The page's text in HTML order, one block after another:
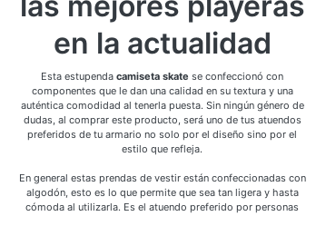
en la actualidad
Esta estupendacamiseta skate se confeccionó con
componentes que le dan una calidad en su textura y una
auténtica comodidad al tenerla puesta. Sin ningún género de
dudas, al comprar este producto, será uno de tus atuendos
preferidos de tu armario no solo por el diseño sino por el
estilo que refleja.
En general estas prendas de vestir están confeccionadas con
algodón, esto es lo que permite que sea tan ligera y hasta
cómoda al utilizarla. Es el atuendo preferido por personas